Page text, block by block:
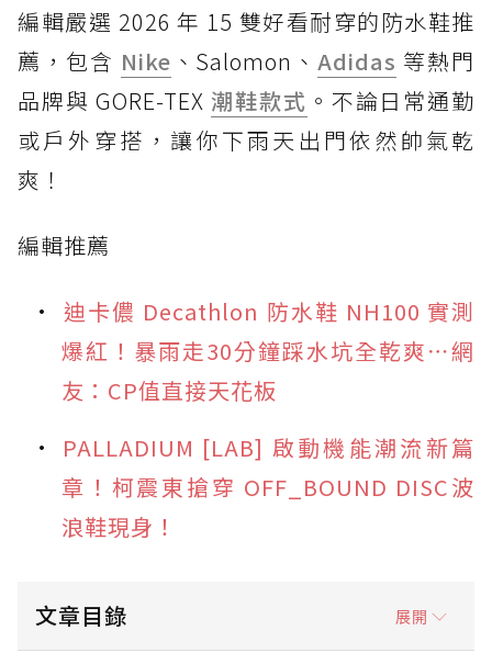
編輯嚴選 2026 年 15 雙好看耐穿的防水鞋推
薦，包含 Nike 、Salomon、Adidas 等熱門
品牌與 GORE-TEX 潮鞋款式 。不論日常通勤
或戶外穿搭，讓你下雨天出門依然帥氣乾
爽！
編輯推薦
迪卡儂 Decathlon 防水鞋 NH100 實測
爆紅！暴雨走30分鐘踩水坑全乾爽⋯網
友：CP值直接天花板
PALLADIUM [LAB] 啟動機能潮流新篇
章！柯震東搶穿 OFF_BOUND DISC波
浪鞋現身！
文章目錄 展開